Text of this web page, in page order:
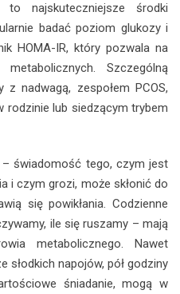
najskuteczniejsze środki
badać poziom glukozy i
HOMA-IR, który pozwala na
Szczególną
nadwagą, zespołem PCOS,
rodzinie lub siedzącym trybem
świadomość tego, czym jest
i czym grozi, może skłonić do
się powikłania. Codzienne
ile się ruszamy – mają
metabolicznego. Nawet
słodkich napojów, pół godziny
śniadanie, mogą w